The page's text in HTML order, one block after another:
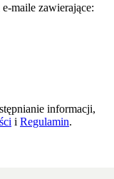
maile zawierające:
informacji,
i Regulamin.